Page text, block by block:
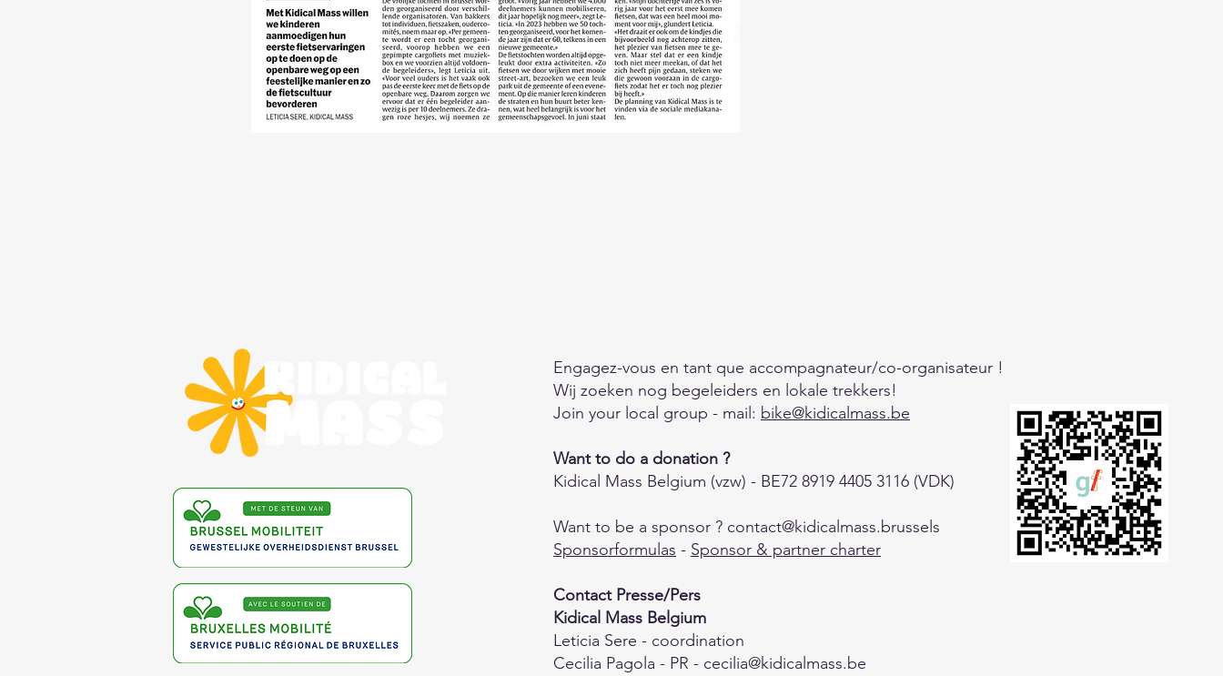
Engagez-vous en tant que accompagnateur/co-organisateur !
Wij zoeken nog begeleiders en lokale trekkers!
Join your local group - mail: bike@kidicalmass.be
Want to do a donation ?
Kidical Mass Belgium (vzw) - ​BE72 8919 4405 3116 (VDK)
Want to be a sponsor ? contact@kidicalmass.brussels
Sponsorformulas - Sponsor & partner charter
Contact Presse/Pers
Kidical Mass Belgium
Leticia Sere - coordination
Cecilia Pagola - PR - cecilia@kidicalmass.be